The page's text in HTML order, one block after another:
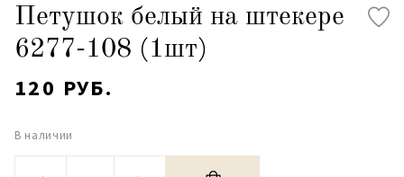
Петушок белый на штекере
6277-108 (1шт)
120 РУБ.
В наличии